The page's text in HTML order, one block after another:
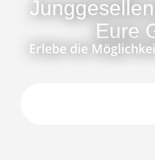
Eure
Erlebe die